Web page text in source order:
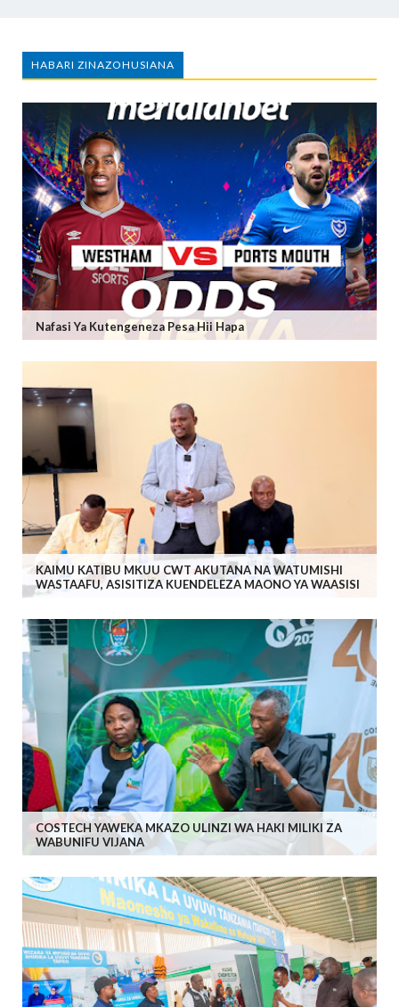
HABARI ZINAZOHUSIANA
Nafasi Ya Kutengeneza Pesa Hii Hapa
KAIMU KATIBU MKUU CWT AKUTANA NA WATUMISHI
WASTAAFU, ASISITIZA KUENDELEZA MAONO YA WAASISI
COSTECH YAWEKA MKAZO ULINZI WA HAKI MILIKI ZA
WABUNIFU VIJANA